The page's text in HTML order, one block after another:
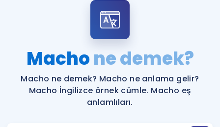
ÜYE DEĞİLİM
Sepetin Şu An Boş.
Remzi Hoca ile seni sınava hazırlayacak onlarca eğitim seni
bekliyor!
Faydalı Araçlar
Machone demek?
Macho ne demek? Macho ne anlama gelir?
Macho İngilizce örnek cümle. Macho eş
anlamlıları.